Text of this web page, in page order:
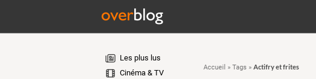
Les plus lus
Cinéma & TV
Accueil » Tags » Actifry et frites